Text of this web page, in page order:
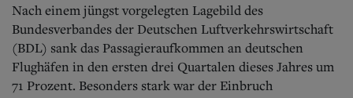
Mediadaten
Kontakt
Impressum
Datenschutz
Nach einem jüngst vorgelegten Lagebild des
Bundesverbandes der Deutschen Luftverkehrswirtschaft
(BDL) sank das Passagieraufkommen an deutschen
Flughäfen in den ersten drei Quartalen dieses Jahres um
71 Prozent. Besonders stark war der Einbruch